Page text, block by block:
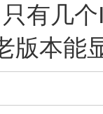
有几
版本能